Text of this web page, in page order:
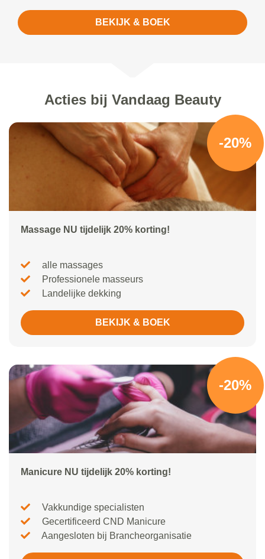
BEKIJK & BOEK
Acties bij Vandaag Beauty
-20%
Massage NU tijdelijk 20% korting!
alle massages
Professionele masseurs
Landelijke dekking
BEKIJK & BOEK
-20%
Manicure NU tijdelijk 20% korting!
Vakkundige specialisten
Gecertificeerd CND Manicure
Aangesloten bij Brancheorganisatie